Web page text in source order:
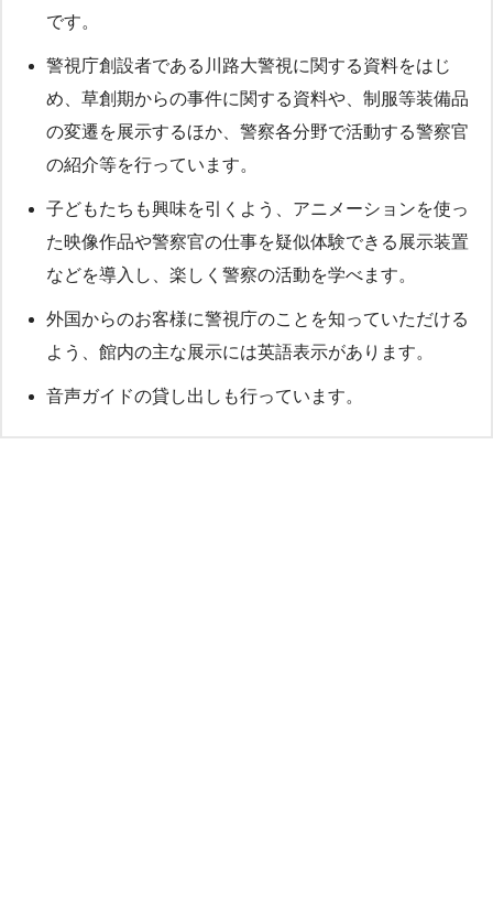
です。
警視庁創設者である川路大警視に関する資料をはじ
め、草創期からの事件に関する資料や、制服等装備品
の変遷を展示するほか、警察各分野で活動する警察官
の紹介等を行っています。
子どもたちも興味を引くよう、アニメーションを使っ
た映像作品や警察官の仕事を疑似体験できる展示装置
などを導入し、楽しく警察の活動を学べます。
外国からのお客様に警視庁のことを知っていただける
よう、館内の主な展示には英語表示があります。
音声ガイドの貸し出しも行っています。